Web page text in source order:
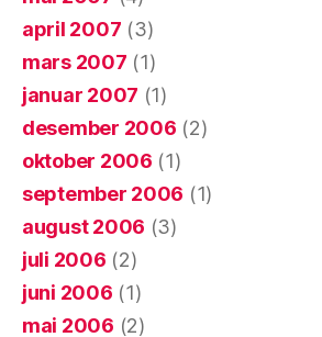
april 2007 (3)
mars 2007 (1)
januar 2007 (1)
desember 2006 (2)
oktober 2006 (1)
september 2006 (1)
august 2006 (3)
juli 2006 (2)
juni 2006 (1)
mai 2006 (2)